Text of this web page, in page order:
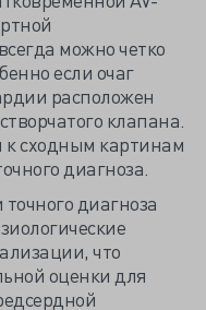
можно четко
если очаг
расположен
клапана.
к сходным картинам
диагноза.
диагноза
что
оценки для